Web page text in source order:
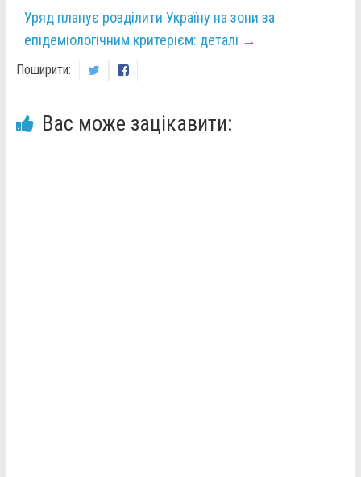
Уряд планує розділити Україну на зони за
епідеміологічним критерієм: деталі →
Поширити:
Вас може зацікавити: